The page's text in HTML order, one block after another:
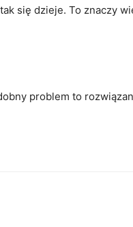
się dzieje. To znaczy
problem to